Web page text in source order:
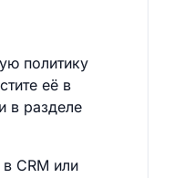
политику
её в
в разделе
CRM или